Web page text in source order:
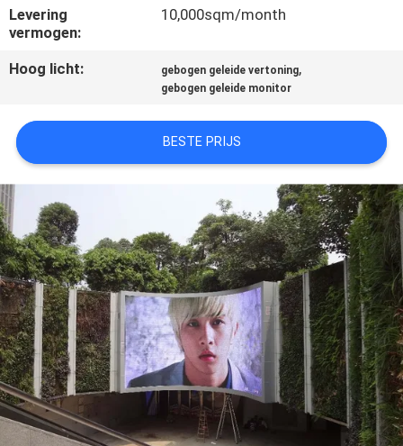
PRIVACYBELEID
Levering
vermogen:
10,000sqm/month
Hoog licht: gebogen geleide vertoning,
gebogen geleide monitor
BESTE PRIJS